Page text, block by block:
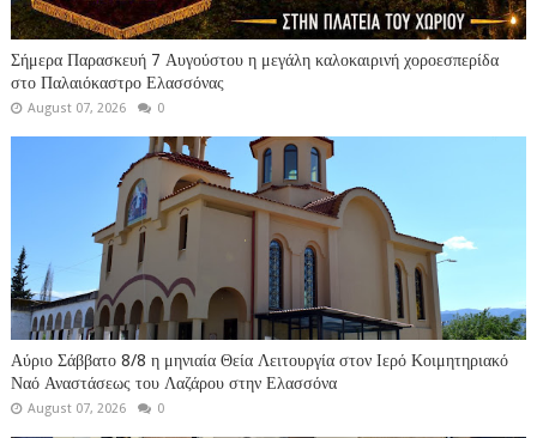
Σήμερα Παρασκευή 7 Αυγούστου η μεγάλη καλοκαιρινή χοροεσπερίδα
στο Παλαιόκαστρο Ελασσόνας
August 07, 2026 0
Αύριο Σάββατο 8/8 η μηνιαία Θεία Λειτουργία στον Ιερό Κοιμητηριακό
Ναό Αναστάσεως του Λαζάρου στην Ελασσόνα
August 07, 2026 0